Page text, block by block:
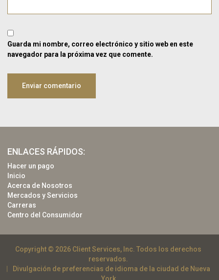
Guarda mi nombre, correo electrónico y sitio web en este
navegador para la próxima vez que comente.
ENLACES RÁPIDOS:
Hacer un pago
Inicio
Acerca de Nosotros
Mercados y Servicios
Carreras
Centro del Consumidor
Copyright © 2026 Client Services, Inc. Todos los derechos
reservados.
Divulgación de preferencias de idioma de la ciudad de Nueva